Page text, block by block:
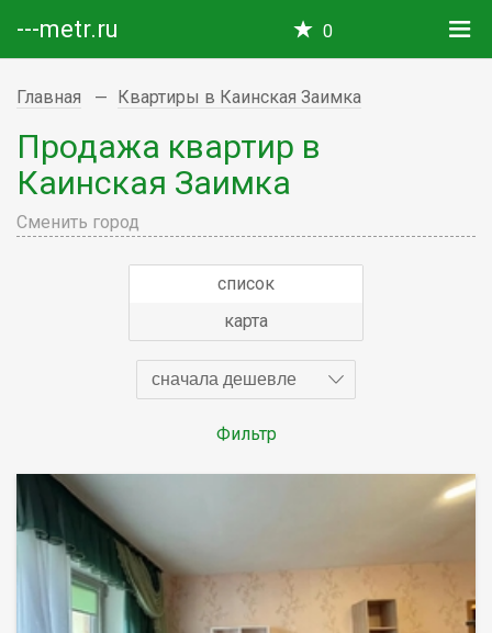
---metr.ru 0
Главная Квартиры в Каинская Заимка
Продажа квартир в
Каинская Заимка
Сменить город
список
карта
сначала дешевле
Фильтр